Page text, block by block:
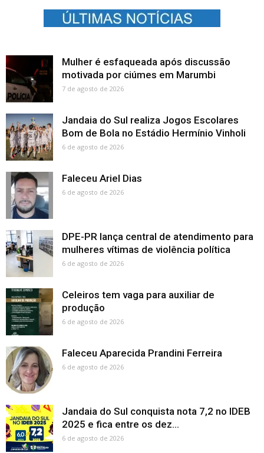
Mulher é esfaqueada após discussão
motivada por ciúmes em Marumbi
7 de agosto de 2026
Jandaia do Sul realiza Jogos Escolares
Bom de Bola no Estádio Hermínio Vinholi
6 de agosto de 2026
Faleceu Ariel Dias
6 de agosto de 2026
DPE-PR lança central de atendimento para
mulheres vítimas de violência política
6 de agosto de 2026
Celeiros tem vaga para auxiliar de
produção
6 de agosto de 2026
Faleceu Aparecida Prandini Ferreira
6 de agosto de 2026
Jandaia do Sul conquista nota 7,2 no IDEB
2025 e fica entre os dez...
6 de agosto de 2026